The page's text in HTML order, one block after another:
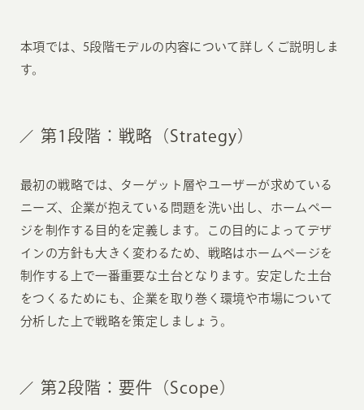
本項では、5段階モデルの内容について詳しくご説明しま
す。
第1段階：戦略（Strategy）
最初の戦略では、ターゲット層やユーザーが求めている
ニーズ、企業が抱えている問題を洗い出し、ホームペー
ジを制作する目的を定義します。この目的によってデザ
インの方針も大きく変わるため、戦略はホームページを
制作する上で一番重要な土台となります。安定した土台
をつくるためにも、企業を取り巻く環境や市場について
分析した上で戦略を策定しましょう。
第2段階：要件（Scope）